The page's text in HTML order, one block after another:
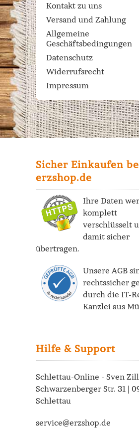
Kontakt zu uns
Versand und Zahlung
Allgemeine
Geschäftsbedingungen
Datenschutz
Widerrufsrecht
Impressum
Sicher Einkaufen
erzshop.de
Ihre Daten
komplett
verschlüsselt
damit sicher
übertragen.
Unsere AGB
rechtssicher
durch die IT-
Kanzlei aus
Hilfe & Support
Schlettau-Online - Sven
Schwarzenberger Str. 31 |
Schlettau
service@erzshop.de